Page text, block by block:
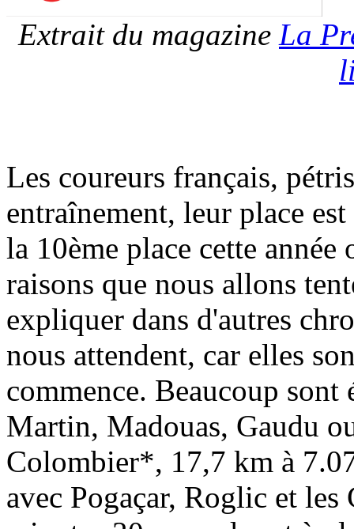
Extrait du magazine La
Les coureurs français,
entraînement, leur place
la 10ème place cette
raisons que nous allons
expliquer dans d'autres
nous attendent, car elles
commence. Beaucoup
Martin, Madouas, Gaudu
Colombier*, 17,7 km à
avec Pogaçar, Roglic et